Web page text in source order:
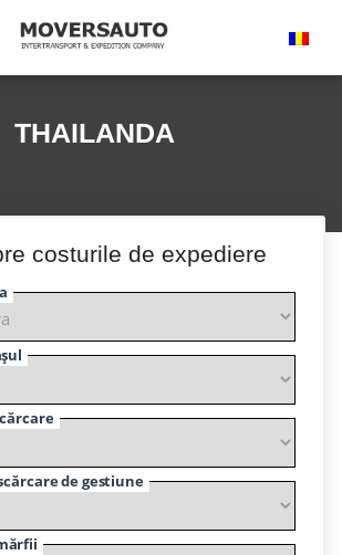
THAILANDA
costurile de expediere
de gestiune